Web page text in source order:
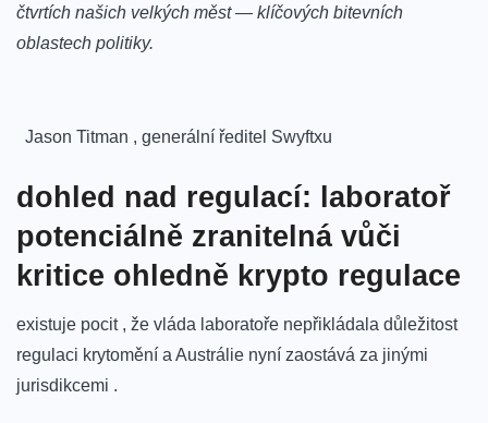
čtvrtích‍ našich velkých měst — klíčových bitevních
oblastech politiky.
⁢ ⁤ Jason Titman , generální ředitel Swyftxu
dohled nad regulací: laboratoř
‍potenciálně zranitelná vůči⁣
kritice ohledně krypto⁤ regulace‌
existuje pocit‍ , že vláda laboratoře nepřikládala​ důležitost
regulaci krytomění a Austrálie nyní zaostává za jinými
jurisdikcemi .